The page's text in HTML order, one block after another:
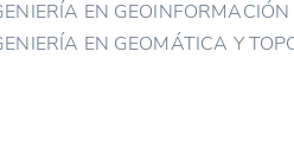
EN
EN GEOMÁTICA Y